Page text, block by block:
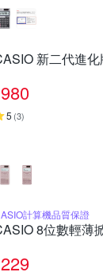
新二代進
980
5 (3)
計算機品質保證
8位數輕薄
229